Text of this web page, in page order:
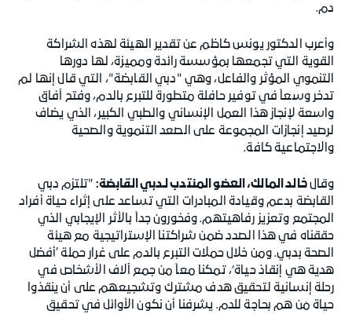
دم.
وأعرب الدكتور يونس كاظم عن تقدير الهيئة لهذه الشراكة
القوية التي تجمعها بمؤسسة رائدة ومميزة، لها دورها
التنموي المؤثر والفاعل، وهي "دبي القابضة"، التي قال إنها لم
تدخر وسعاً في توفير حافلة متطورة للتبرع بالدم، وفتح آفاق
واسعة لإنجاز هذا العمل الإنساني والطبي الكبير، الذي يضاف
لرصيد إنجازات المجموعة على الصعد التنموية والصحية
والاجتماعية كافة.
وقالخالد المالك، العضو المنتدب لـدبي القابضة:"تلتزم دبي
القابضة بدعم وقيادة المبادرات التي تساعد على إثراء حياة أفراد
المجتمع وتعزيز رفاهيتهم. وفخورون جداً بالأثر الإيجابي الذي
حققناه في هذا الصدد ضمن شراكتنا الإستراتيجية مع هيئة
الصحة بدبي. ومن خلال حملات التبرع بالدم على غرار حملة ’أفضل
هدية هي إنقاذ حياة‘، تمكنا معاً من جمع آلاف الأشخاص في
رحلة إنسانية لتحقيق هدف مشترك وتشجيعهم على أن ينقذوا
حياة مَن هم بحاجة للدم. يشرفنا أن نكون الأوائل في تحقيق